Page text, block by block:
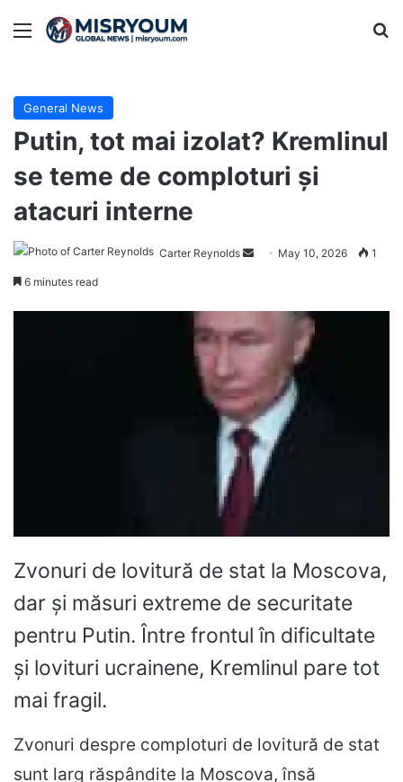
Menu
General News
Putin, tot mai izolat? Kremlinul
se teme de comploturi și
atacuri interne
Carter Reynolds
Send May 10, 2026 1
6 minutes read
Zvonuri de lovitură de stat la Moscova,
dar și măsuri extreme de securitate
pentru Putin. Între frontul în dificultate
și lovituri ucrainene, Kremlinul pare tot
mai fragil.
Zvonuri despre comploturi de lovitură de stat
sunt larg răspândite la Moscova, însă